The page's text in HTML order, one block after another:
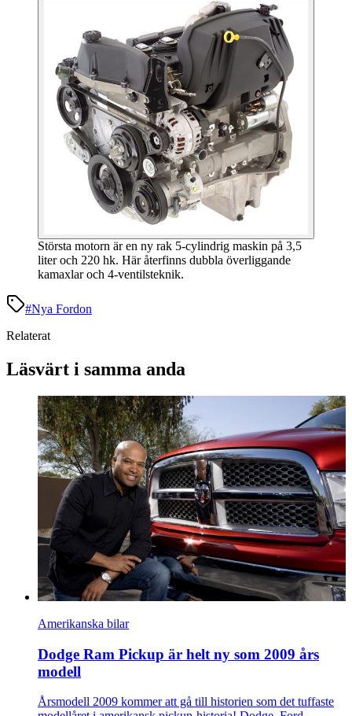
Största motorn är en ny rak 5-cylindrig maskin på 3,5
liter och 220 hk. Här återfinns dubbla överliggande
kamaxlar och 4-ventilsteknik.
#Nya Fordon
Relaterat
Läsvärt i samma anda
Amerikanska bilar
Dodge Ram Pickup är helt ny som 2009 års
modell
Årsmodell 2009 kommer att gå till historien som det tuffaste